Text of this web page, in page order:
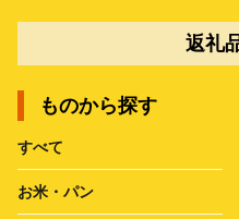
返礼
ものから探す
すべて
お米・パン